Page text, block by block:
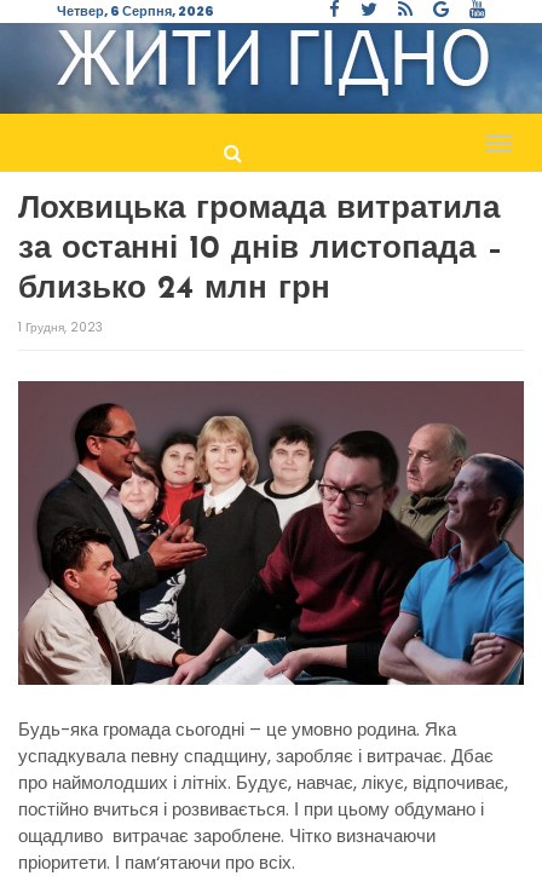
Четвер, 6 Серпня, 2026
Лохвицька громада витратила
за останні 10 днів листопада –
близько 24 млн грн
1 Грудня, 2023
Будь-яка громада сьогодні – це умовно родина. Яка
успадкувала певну спадщину, заробляє і витрачає. Дбає
про наймолодших і літніх. Будує, навчає, лікує, відпочиває,
постійно вчиться і розвивається. І при цьому обдумано і
ощадливо витрачає зароблене. Чітко визначаючи
пріоритети. І пам‘ятаючи про всіх.